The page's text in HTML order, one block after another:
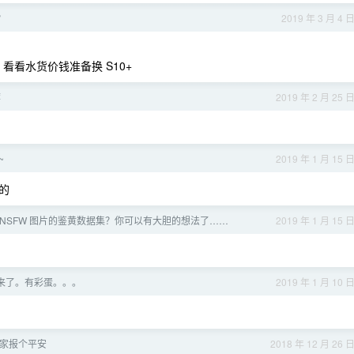
2019 年 3 月 4 日
看水货价钱准备换 S10+
2019 年 2 月 25 日
2019 年 1 月 15 日
2019 年 1 月 15 日
图片的鉴黄数据集？你可以有大胆的想法了……
2019 年 1 月 10 日
。有彩蛋。。。
2018 年 12 月 26 日
报个平安